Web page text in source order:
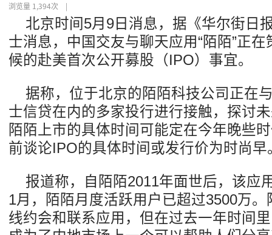
浏览量 1,394次 |
北京时间5月9日消息，据《华尔街日
士消息，中国交友与聊天应用“陌陌”正
候的赴美首次公开募股（IPO）事宜。
据称，位于北京的陌陌科技公司正在
士信贷在内的多家投行进行接触，探讨
陌陌上市的具体时间可能定在今年晚些
前谈论IPO的具体时间或发行价为时尚早
报道称，自陌陌2011年面世后，该应
1月，陌陌月度活跃用户已超过3500万
线约会和联系应用，但在过去一年时间